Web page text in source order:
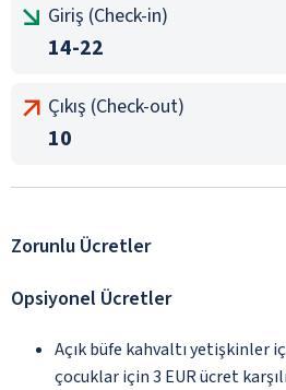
Giriş (Check-in)
14-22
Çıkış (Check-out)
10
Zorunlu Ücretler
Opsiyonel Ücretler
Açık büfe kahvaltı yetişkinler
çocuklar için 3 EUR ücret